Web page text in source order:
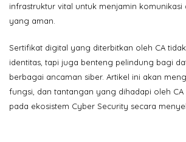
infrastruktur vital untuk menjamin komunikasi
yang aman.
Sertifikat digital yang diterbitkan oleh CA
identitas, tapi juga benteng pelindung bagi
berbagai ancaman siber. Artikel ini akan
fungsi, dan tantangan yang dihadapi oleh
pada ekosistem Cyber Security secara